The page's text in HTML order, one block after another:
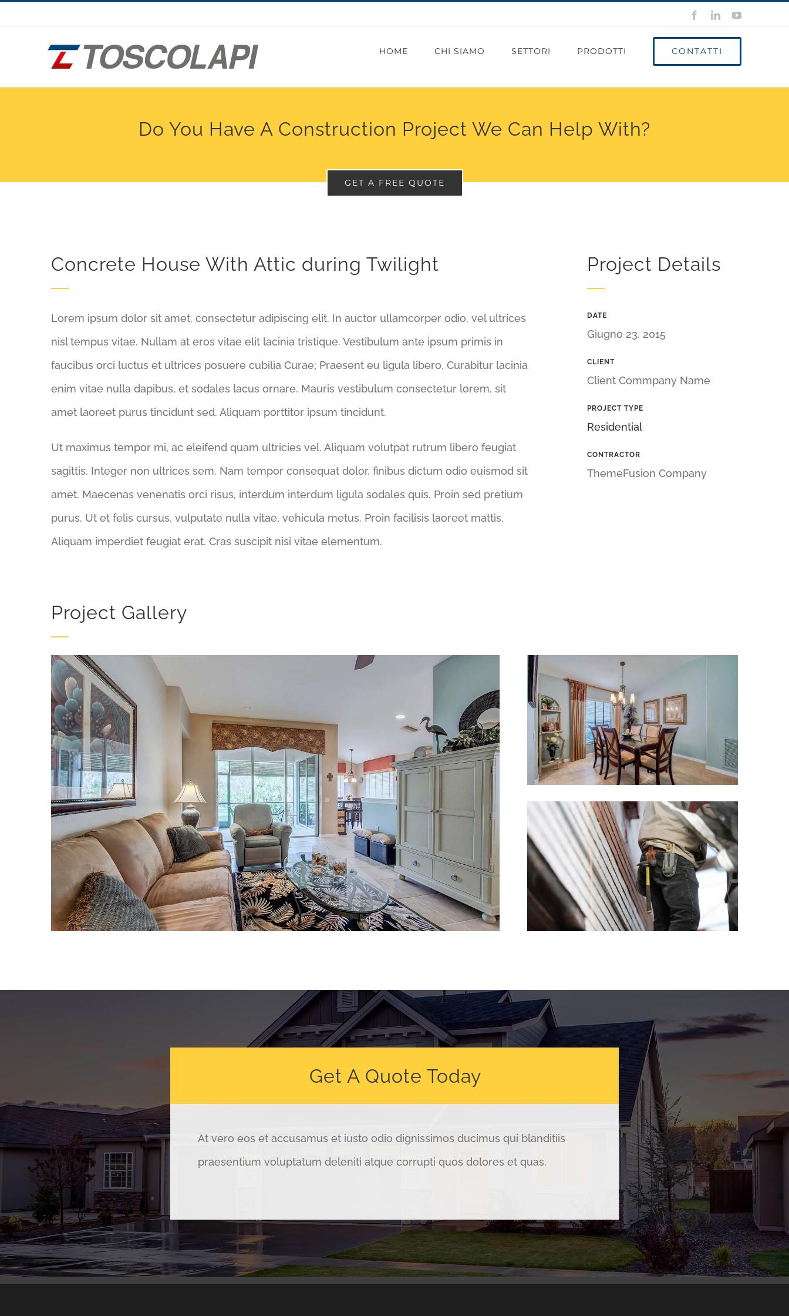
FacebookLinkedInYouTube
HOME CHI SIAMO SETTORI PRODOTTI CONTATTI
Do You Have A Construction Project We Can Help With?
GET A FREE QUOTE
Concrete House With Attic during Twilight
Lorem ipsum dolor sit amet, consectetur adipiscing elit. In auctor ullamcorper odio, vel ultrices
nisl tempus vitae. Nullam at eros vitae elit lacinia tristique. Vestibulum ante ipsum primis in
faucibus orci luctus et ultrices posuere cubilia Curae; Praesent eu ligula libero. Curabitur lacinia
enim vitae nulla dapibus, et sodales lacus ornare. Mauris vestibulum consectetur lorem, sit
amet laoreet purus tincidunt sed. Aliquam porttitor ipsum tincidunt.
Ut maximus tempor mi, ac eleifend quam ultricies vel. Aliquam volutpat rutrum libero feugiat
sagittis. Integer non ultrices sem. Nam tempor consequat dolor, finibus dictum odio euismod sit
amet. Maecenas venenatis orci risus, interdum interdum ligula sodales quis. Proin sed pretium
purus. Ut et felis cursus, vulputate nulla vitae, vehicula metus. Proin facilisis laoreet mattis.
Aliquam imperdiet feugiat erat. Cras suscipit nisi vitae elementum.
Project Details
DATE
Giugno 23, 2015
CLIENT
Client Commpany Name
PROJECT TYPE
Residential
CONTRACTOR
ThemeFusion Company
Project Gallery
Get A Quote Today
At vero eos et accusamus et iusto odio dignissimos ducimus qui blanditiis
praesentium voluptatum deleniti atque corrupti quos dolores et quas.